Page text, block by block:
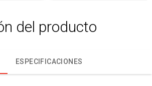
del producto
ESPECIFICACIONES